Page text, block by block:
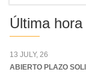
Última hora
13 JULY, 26
ABIERTO PLAZO